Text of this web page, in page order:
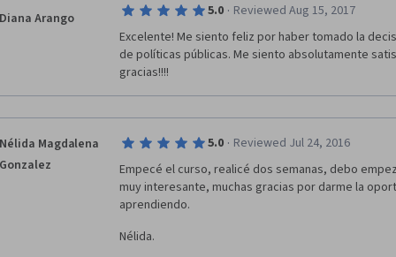
Diana Arango 5.0 · Reviewed Aug 15, 2017
Excelente! Me siento feliz por haber tomado la
de políticas públicas. Me siento absolutamente
gracias!!!!
Nélida Magdalena
Gonzalez
5.0 · Reviewed Jul 24, 2016
Empecé el curso, realicé dos semanas, debo
muy interesante, muchas gracias por darme la
aprendiendo.
Nélida.